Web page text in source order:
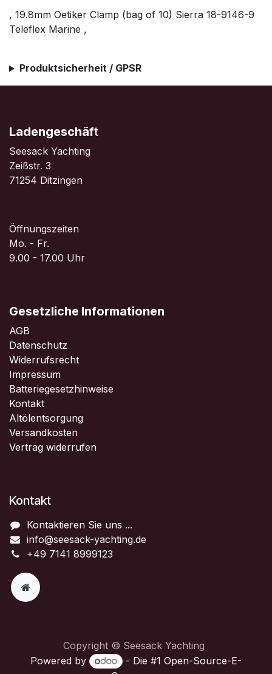
, 19.8mm Oetiker Clamp (bag of 10) Sierra 18-9146-9
Teleflex Marine ,
Produktsicherheit / GPSR
Ladengeschäft
Seesack Yachting
Zeißstr. 3
71254 Ditzingen
Öffnungszeiten
Mo. - Fr.
9.00 - 17.00 Uhr
Gesetzliche Informationen
AGB
Datenschutz
Widerrufsrecht
Impressum
Batteriegesetzhinweise
Kontakt
Altölentsorgung
Versandkosten
Vertrag widerrufen
Kontakt
Kontaktieren Sie uns ...
info@seesack-yachting.de
+49 7141 8999123
Copyright © Seesack Yachting
Powered by
- Die #1 Open-Source-E-